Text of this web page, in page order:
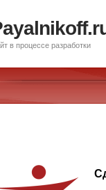
в процессе разработки